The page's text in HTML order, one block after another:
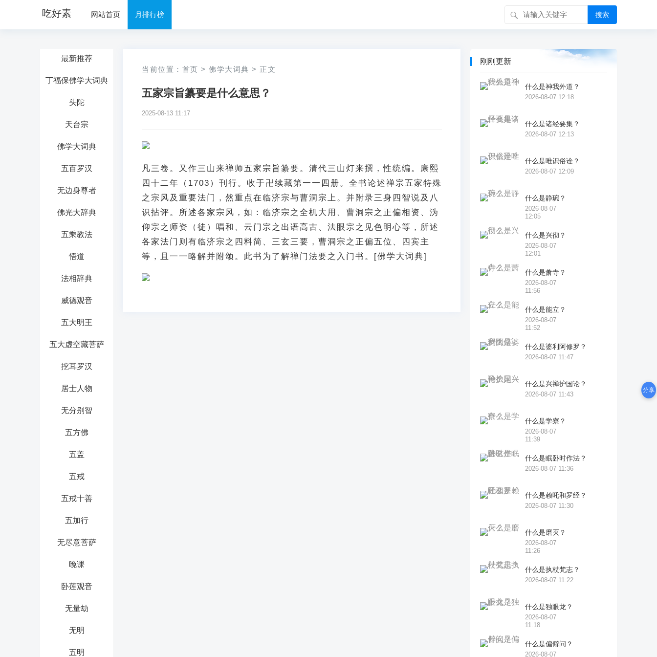
吃好素 网站首页 月排行榜 搜索
最新推荐
丁福保佛学大词典
头陀
天台宗
佛学大词典
五百罗汉
无边身尊者
佛光大辞典
五乘教法
悟道
法相辞典
威德观音
五大明王
五大虚空藏菩萨
挖耳罗汉
居士人物
无分别智
五方佛
五盖
五戒
五戒十善
五加行
无尽意菩萨
晚课
卧莲观音
无量劫
无明
五明
当前位置： 首页 > 佛学大词典 > 正文
五家宗旨纂要是什么意思？
2025-08-13 11:17
凡三卷。又作三山来禅师五家宗旨纂要。清代三山灯来撰，性统编。康熙
四十二年（1703）刊行。收于卍续藏第一一四册。全书论述禅宗五家特殊
之宗风及重要法门，然重点在临济宗与曹洞宗上。并附录三身四智说及八
识拈评。所述各家宗风，如：临济宗之全机大用、曹洞宗之正偏相资、沩
仰宗之师资（徒）唱和、云门宗之出语高古、法眼宗之见色明心等，所述
各家法门则有临济宗之四料简、三玄三要，曹洞宗之正偏五位、四宾主
等，且一一略解并附颂。此书为了解禅门法要之入门书。[佛学大词典]
刚刚更新
什么是神我外道？
2026-08-07 12:18
什么是诸经要集？
2026-08-07 12:13
什么是唯识俗诠？
2026-08-07 12:09
什么是静琬？
2026-08-07
12:05
什么是兴彻？
2026-08-07
12:01
什么是萧寺？
2026-08-07
11:56
什么是能立？
2026-08-07
11:52
什么是婆利阿修罗？
2026-08-07 11:47
什么是兴禅护国论？
2026-08-07 11:43
什么是学寮？
2026-08-07
11:39
什么是眠卧时作法？
2026-08-07 11:36
什么是赖吒和罗经？
2026-08-07 11:30
什么是磨灭？
2026-08-07
11:26
什么是执杖梵志？
2026-08-07 11:22
什么是独眼龙？
2026-08-07
11:18
什么是偏僻问？
2026-08-07
分享